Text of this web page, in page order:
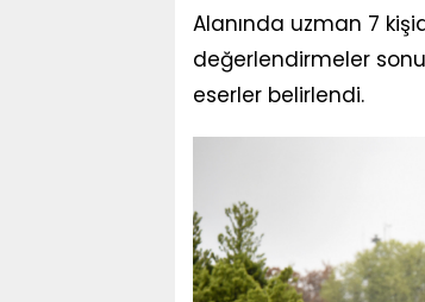
Alanında uzman 7
değerlendirmeler
eserler belirlendi.